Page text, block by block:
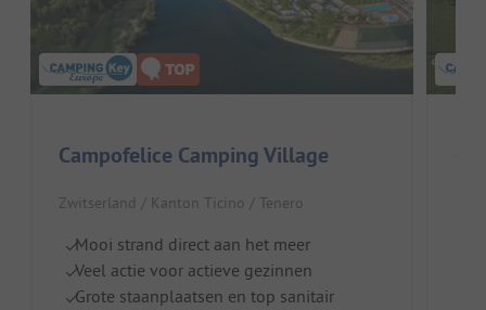
Campofelice Camping Village
Zwitserland / Kanton Ticino / Tenero
Mooi strand direct aan het meer
Veel actie voor actieve gezinnen
Grote staanplaatsen en top sanitair